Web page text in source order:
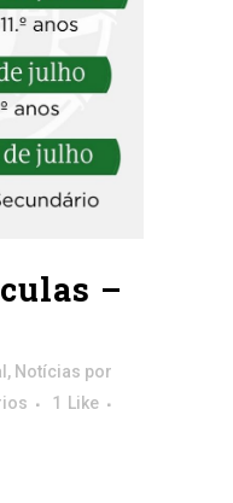
–
, Notícias por
1
Like